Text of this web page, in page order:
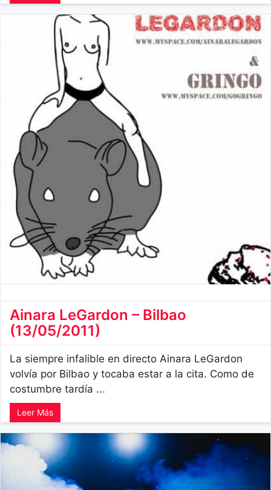
Ainara LeGardon – Bilbao
(13/05/2011)
La siempre infalible en directo Ainara LeGardon
volvía por Bilbao y tocaba estar a la cita. Como de
costumbre tardía ...
Leer Más